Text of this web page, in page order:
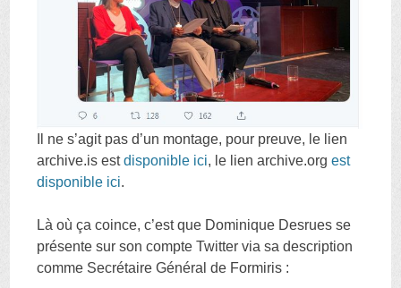
Il ne s’agit pas d’un montage, pour preuve, le lien
archive.is estdisponible ici, le lien archive.orgest
disponible ici.
Là où ça coince, c’est que Dominique Desrues se
présente sur son compte Twitter via sa description
comme Secrétaire Général de Formiris :